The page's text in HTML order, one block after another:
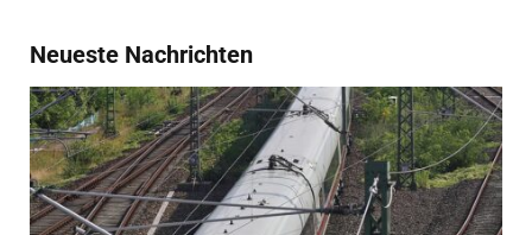
Neueste Nachrichten